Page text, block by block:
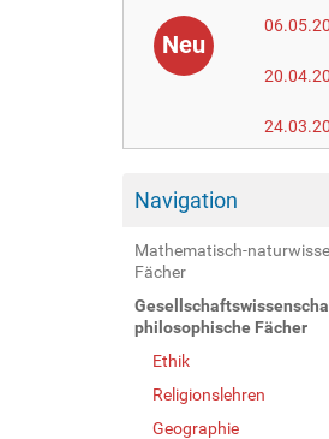
Neu
Navigation
Mathematisch-
Fächer
philosophische Fächer
Ethik
Religionslehren
Geographie